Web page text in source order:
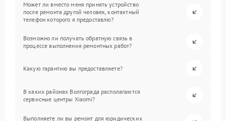
Может ли вместо меня принять устройство
после ремонта другой человек, контактный
телефон которого я предоставлю?
Возможно ли получать обратную связь в
процессе выполнения ремонтных работ?
Какую гарантию вы предоставляете?
В каких районах Волгограда располагаются
сервисные центры Xiaomi?
Выполняете ли вы ремонт для юридических